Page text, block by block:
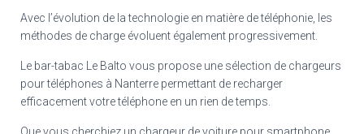
Avec l’évolution de la technologie en matière de téléphonie, les
méthodes de charge évoluent également progressivement.
Le bar-tabac Le Balto vous propose une sélection de chargeurs
pour téléphones à Nanterre permettant de recharger
efficacement votre téléphone en un rien de temps.